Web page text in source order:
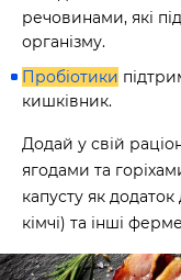
речовинами, які
організму.
Пробіотики
кишківник.
Додай у свій
ягодами та
капусту як
кімчі) та інші
60
О